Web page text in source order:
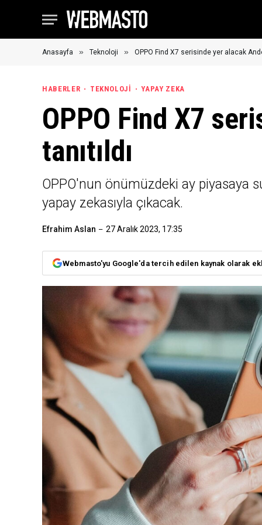
Anasayfa » Teknoloji » OPPO Find X7 serisinde yer alacak
HABERLER TEKNOLOJI YAPAY ZEKA
OPPO Find X7
tanıtıldı
OPPO'nun önümüzdeki ay piyasaya
yapay zekasıyla çıkacak.
Efrahim Aslan 27 Aralık 2023, 17:35
Webmasto'yu Google'da tercih edilen kaynak olarak